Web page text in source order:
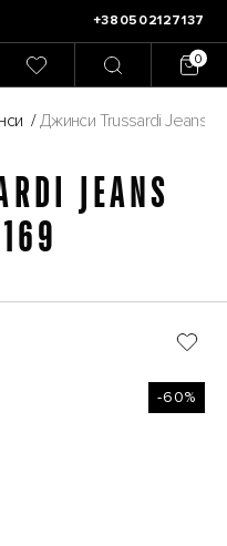
+380502127137
/ Джинси Trussardi Jeans
JEANS
-60%